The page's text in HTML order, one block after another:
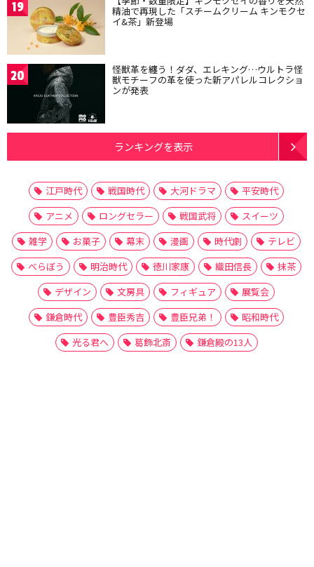
19 精油で再現した「スチームクリーム キンモクセ
イ&茶」新登場
20 怪獣革を纏う！ダダ、エレキング…ウルトラ怪
獣モチーフの革を使った新アパレルコレクショ
ンが発表
ランキングを表示
江戸時代 戦国時代 大河ドラマ
平安時代
アニメ
ロングセラー 戦国武将
スイーツ
雑学
お菓子 幕末 漫画 時代劇
テレビ
べらぼう
明治時代 徳川家康 織田信長
抹茶
デザイン
文房具 フィギュア
展覧会
鎌倉時代
豊臣秀吉 豊臣兄弟！
昭和時代
光る君へ
葛飾北斎 鎌倉殿の13人